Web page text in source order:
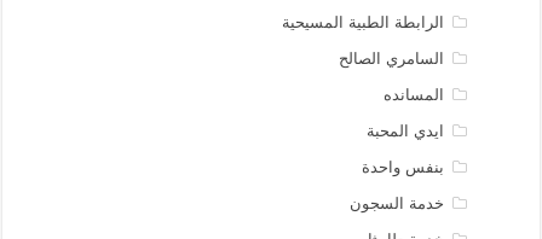
الرابطة الطبية المسيحية
السامري الصالح
المسانده
ايدي المحبة
بنفس واحدة
خدمة السجون